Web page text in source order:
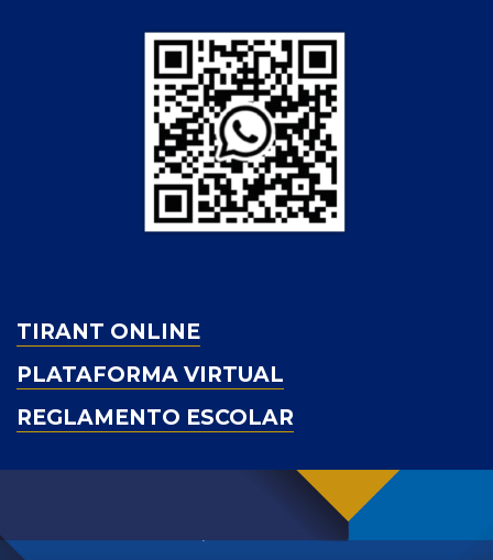
TIRANT ONLINE
PLATAFORMA VIRTUAL
REGLAMENTO ESCOLAR